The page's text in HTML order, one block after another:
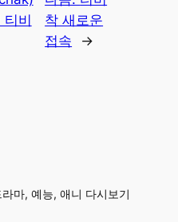
비
착 새로운
접속
→
마, 예능, 애니 다시보기